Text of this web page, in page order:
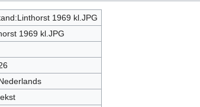
1969 kl.JPG
1969 kl.JPG